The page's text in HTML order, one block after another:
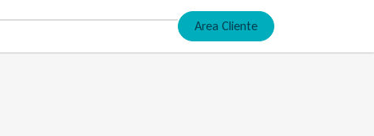
Area Cliente